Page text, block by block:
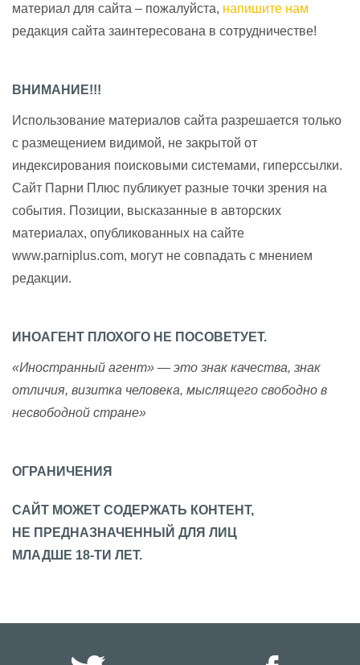
материал для сайта – пожалуйста, напишите нам
редакция сайта заинтересована в сотрудничестве!
ВНИМАНИЕ!!!
Использование материалов сайта разрешается только
с размещением видимой, не закрытой от
индексирования поисковыми системами, гиперссылки.
Сайт Парни Плюс публикует разные точки зрения на
события. Позиции, высказанные в авторских
материалах, опубликованных на сайте
www.parniplus.com, могут не совпадать с мнением
редакции.
ИНОАГЕНТ ПЛОХОГО НЕ ПОСОВЕТУЕТ.
«Иностранный агент» — это знак качества, знак
отличия, визитка человека, мыслящего свободно в
несвободной стране»
ОГРАНИЧЕНИЯ
САЙТ МОЖЕТ СОДЕРЖАТЬ КОНТЕНТ,
НЕ ПРЕДНАЗНАЧЕННЫЙ ДЛЯ ЛИЦ
МЛАДШЕ 18-ТИ ЛЕТ.